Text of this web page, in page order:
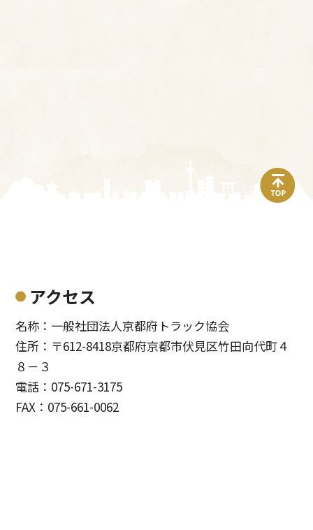
top
アクセス
名称：一般社団法人京都府トラック協会
住所：〒612-8418京都府京都市伏見区竹田向代町４
８－３
電話：075-671-3175
FAX：075-661-0062